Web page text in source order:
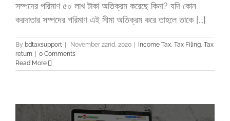
সম্পদের পরিমাণ ৫০ লাখ টাকা অতিক্রম করেছে কিনা? যদি কোন
করদাতার সম্পদের পরিমাণ এই সীমা অতিক্রম করে তাহলে তাকে [...]
By bdtaxsupport November 22nd, 2020 Income Tax, Tax Filing, Tax
return
0 Comments
Read More